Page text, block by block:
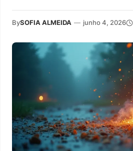
BySOFIA ALMEIDA — junho 4, 2026